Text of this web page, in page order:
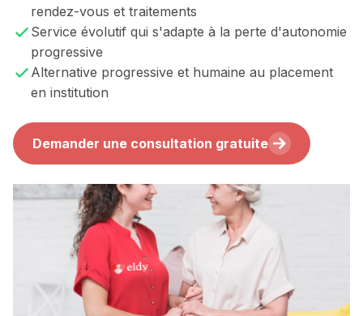
rendez-vous et traitements
Service évolutif qui s'adapte à la perte d'autonomie
progressive
Alternative progressive et humaine au placement
en institution
Demander une consultation gratuite